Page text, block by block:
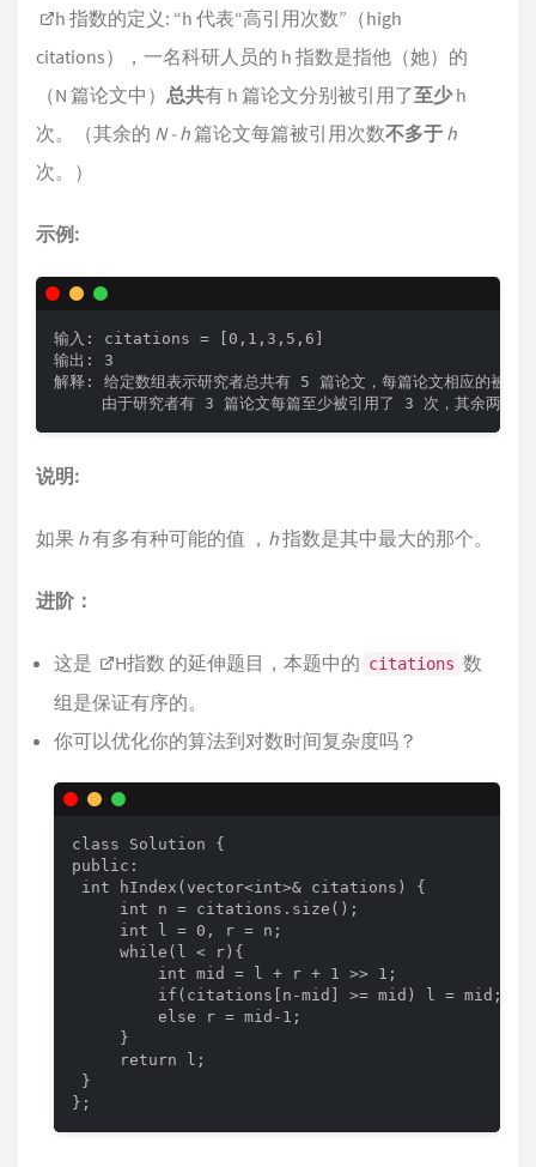
h 指数的定义 : “h 代表“高引用次数”（high
citations），一名科研人员的 h 指数是指他（她）的
（N 篇论文中） 总共有 h 篇论文分别被引用了至少h
次。（其余的 N - h篇论文每篇被引用次数不多于 h
次。）
示例:
输入: citations = [0,1,3,5,6]
输出: 3
解释: 给定数组表示研究者总共有 5 篇论文，每篇论文相应的
由于研究者有 3 篇论文每篇至少被引用了 3 次，其余两篇
说明:
如果 h有多有种可能的值 ， h指数是其中最大的那个。
进阶：
这是 H指数 的延伸题目，本题中的 citations 数
组是保证有序的。
你可以优化你的算法到对数时间复杂度吗？
class Solution {
public:
int hIndex(vector<int>& citations) {
     int n = citations.size();
     int l = 0, r = n;
     while(l < r){
         int mid = l + r + 1 >> 1;
         if(citations[n-mid] >= mid) l = mid;
         else r = mid-1;
     }
     return l;
}
};